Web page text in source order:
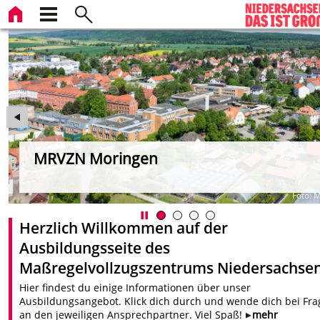
MRVZN Moringen
Foto:
Herzlich Willkommen auf der
Ausbildungsseite des
Maßregelvollzugszentrums
Hier findest du einige Informationen über unser
Ausbildungsangebot. Klick dich durch und wende dich bei
an den jeweiligen Ansprechpartner. Viel Spaß!
mehr